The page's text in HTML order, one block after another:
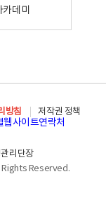
데미
방침
저작권 정책
웹사이트연락처
리단장
Rights Reserved.